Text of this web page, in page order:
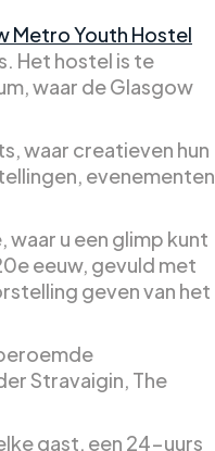
Metro Youth Hostel
Het hostel is te
waar de Glasgow
waar creatieven hun
evenementen
u een glimp kunt
eeuw, gevuld met
geven van het
Stravaigin, The
gast, een 24-uurs